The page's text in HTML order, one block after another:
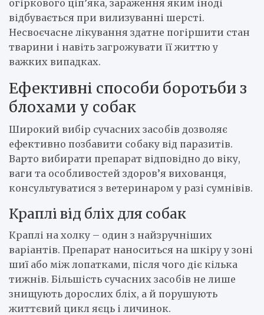
огіркового ціп’яка, зараження яким іноді
відбувається при вилизуванні шерсті.
Несвоєчасне лікування здатне погіршити стан
тварини і навіть загрожувати її життю у
важких випадках.
Ефективні способи боротьби з
блохами у собак
Широкий вибір сучасних засобів дозволяє
ефективно позбавити собаку від паразитів.
Варто вибирати препарат відповідно до віку,
ваги та особливостей здоров’я вихованця,
консультуватися з ветеринаром у разі сумнівів.
Краплі від бліх для собак
Краплі на холку – один з найзручніших
варіантів. Препарат наноситься на шкіру у зоні
шиї або між лопатками, після чого діє кілька
тижнів. Більшість сучасних засобів не лише
знищують дорослих бліх, а й порушують
життєвий цикл яєць і личинок.